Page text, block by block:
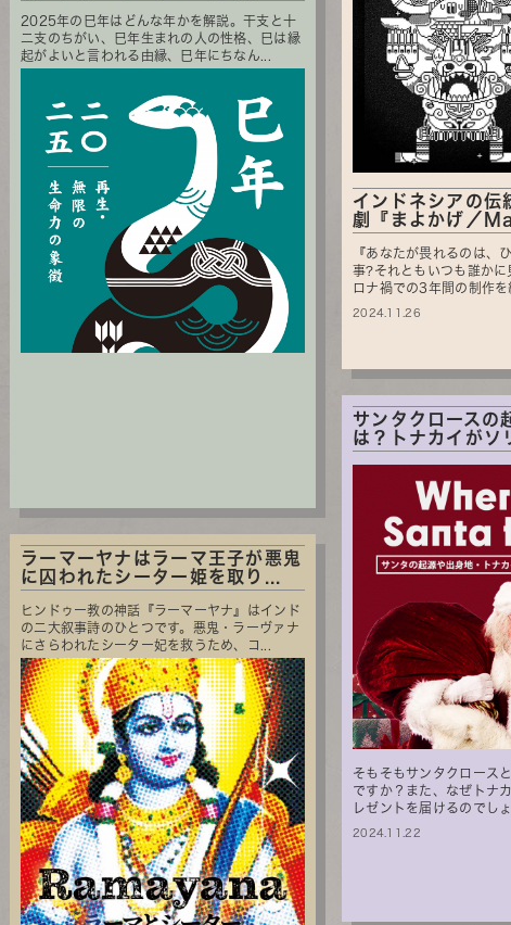
2025年の巳年はどんな年かを解説。干支と十
二支のちがい、巳年生まれの人の性格、巳は縁
起がよいと言われる由縁、巳年にちなん...
インドネシアの伝
劇『まよかげ／
『あなたが畏れるのは、
事?それともいつも誰かに
ロナ禍での3年間の制作を
2024.11.26
ラーマーヤナはラーマ王子が悪鬼
に囚われたシーター姫を取り...
ヒンドゥー教の神話『ラーマーヤナ』はインド
の二大叙事詩のひとつです。悪鬼・ラーヴァナ
にさらわれたシーター妃を救うため、コ...
サンタクロースの
は？トナカイがソ
そもそもサンタクロース
ですか？また、なぜトナ
レゼントを届けるのでし
2024.11.22